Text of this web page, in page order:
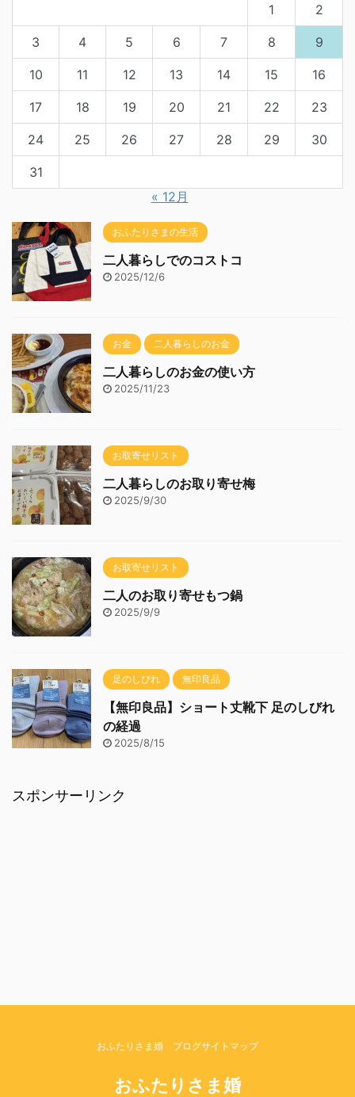
1 2
3 4 5 6 7 8 9
10 11 12 13 14 15 16
17 18 19 20 21 22 23
24 25 26 27 28 29 30
31
« 12月
おふたりさまの生活
二人暮らしでのコストコ
2025/12/6
お金 二人暮らしのお金
二人暮らしのお金の使い方
2025/11/23
お取寄せリスト
二人暮らしのお取り寄せ梅
2025/9/30
お取寄せリスト
二人のお取り寄せもつ鍋
2025/9/9
足のしびれ 無印良品
【無印良品】ショート丈靴下 足のしびれ
の経過
2025/8/15
スポンサーリンク
おふたりさま婚 ブログサイトマップ
おふたりさま婚